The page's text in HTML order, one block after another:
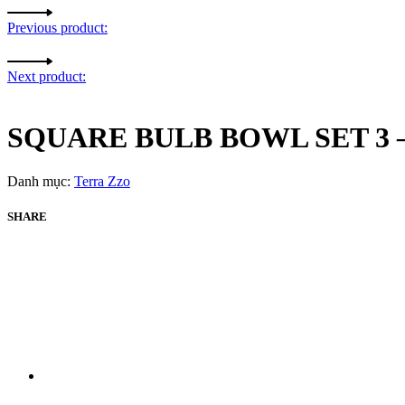
Previous product:
Next product:
SQUARE BULB BOWL SET 3
Danh mục: Terra Zzo
SHARE